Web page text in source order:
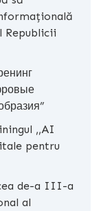
Republicii
,,AI
pentru
de-a III-a
al